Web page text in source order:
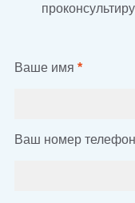
Ваше имя *
Ваш номер